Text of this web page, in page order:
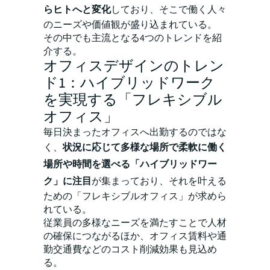
らヒトへと変化しており、そこで働く人々
のニーズや価値観が盛り込まれている。
その中でも主流となる4つのトレンドを紹
介する。
オフィスデザインのトレン
ド1：ハイブリッドワーク
を実現する「フレキシブル
オフィス」
毎日決まったオフィスへ出勤するのではな
く、状況に応じて多様な場所で柔軟に働く
場所や時間を選べる「ハイブリッドワー
ク」に注目が集まっており、それを叶える
ための「フレキシブルオフィス」が求めら
れている。
従業員の多様なニーズを満たすことで人材
の確保につながるほか、オフィス賃料や通
勤交通費などのコスト削減効果も見込め
る。